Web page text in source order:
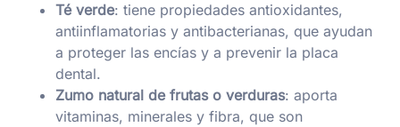
Té verde: tiene propiedades antioxidantes,
antiinflamatorias y antibacterianas, que ayudan
a proteger las encías y a prevenir la placa
dental.
Zumo natural de frutas o verduras: aporta
vitaminas, minerales y fibra, que son